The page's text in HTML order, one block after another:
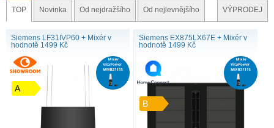
TOP Novinka Od nejdražšího Od nejlevnějšího VÝPRODEJ
Siemens LF31IVP60 + Mixér v
hodnotě 1499 Kč
A
Siemens EX875LX67E + Mixér v
hodnotě 1499 Kč
B